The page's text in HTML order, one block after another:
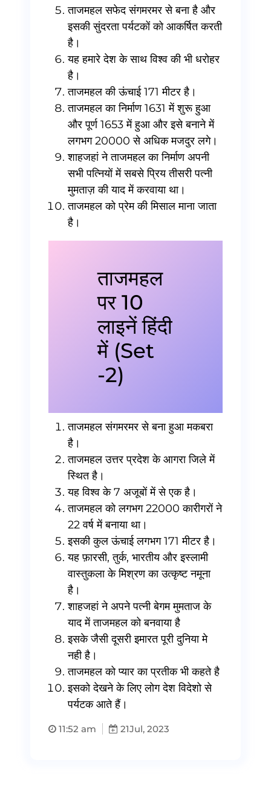
ताजमहल सफेद संगमरमर से बना है और
इसकी सुंदरता पर्यटकों को आकर्षित करती
है।
यह हमारे देश के साथ विश्व की भी धरोहर
है।
ताजमहल की ऊंचाई 171 मीटर है।
ताजमहल का निर्माण 1631 में शुरू हुआ
और पूर्ण 1653 में हुआ और इसे बनाने में
लगभग 20000 से अधिक मजदुर लगे।
शाहजहां ने ताजमहल का निर्माण अपनी
सभी पत्नियों में सबसे प्रिय तीसरी पत्नी
मुमताज़ की याद में करवाया था।
ताजमहल को प्रेम की मिसाल माना जाता
है।
ताजमहल
पर 10
लाइनें हिंदी
में (Set
-2)
ताजमहल संगमरमर से बना हुआ मकबरा
है।
ताजमहल उत्तर प्रदेश के आगरा जिले में
स्थित है।
यह विश्व के 7 अजूबों में से एक है।
ताजमहल को लगभग 22000 कारीगरों ने
22 वर्ष में बनाया था।
इसकी कुल ऊंचाई लगभग 171 मीटर है।
यह फ़ारसी, तुर्क, भारतीय और इस्लामी
वास्तुकला के मिश्रण का उत्कृष्ट नमूना
है।
शाहजहां ने अपने पत्नी बेगम मुमताज के
याद में ताजमहल को बनवाया है
इसके जैसी दूसरी इमारत पूरी दुनिया मे
नही है।
ताजमहल को प्यार का प्रतीक भी कहते है
इसको देखने के लिए लोग देश विदेशो से
पर्यटक आते हैं।
11:52 am 21Jul, 2023